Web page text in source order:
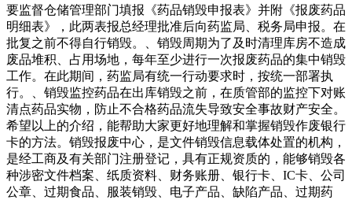
要监督仓储管理部门填报《药品销毁申报表》并附《报废药品
明细表》，此两表报总经理批准后向药监局、税务局申报。在
批复之前不得自行销毁。、销毁周期为了及时清理库房不造成
废品堆积、占用场地，每年至少进行一次报废药品的集中销毁
工作。在此期间，药监局有统一行动要求时，按统一部署执
行。、销毁监控药品在出库销毁之前，在质管部的监控下对账
清点药品实物，防止不合格药品流失导致安全事故财产安全。
希望以上的介绍，能帮助大家更好地理解和掌握销毁作废银行
卡的方法。销毁报废中心，是文件销毁信息载体处置的机构，
是经工商及有关部门注册登记，具有正规资质的，能够销毁各
种涉密文件档案、纸质资料、财务账册、银行卡、IC卡、公司
公章、过期食品、服装销毁、电子产品、缺陷产品、过期药